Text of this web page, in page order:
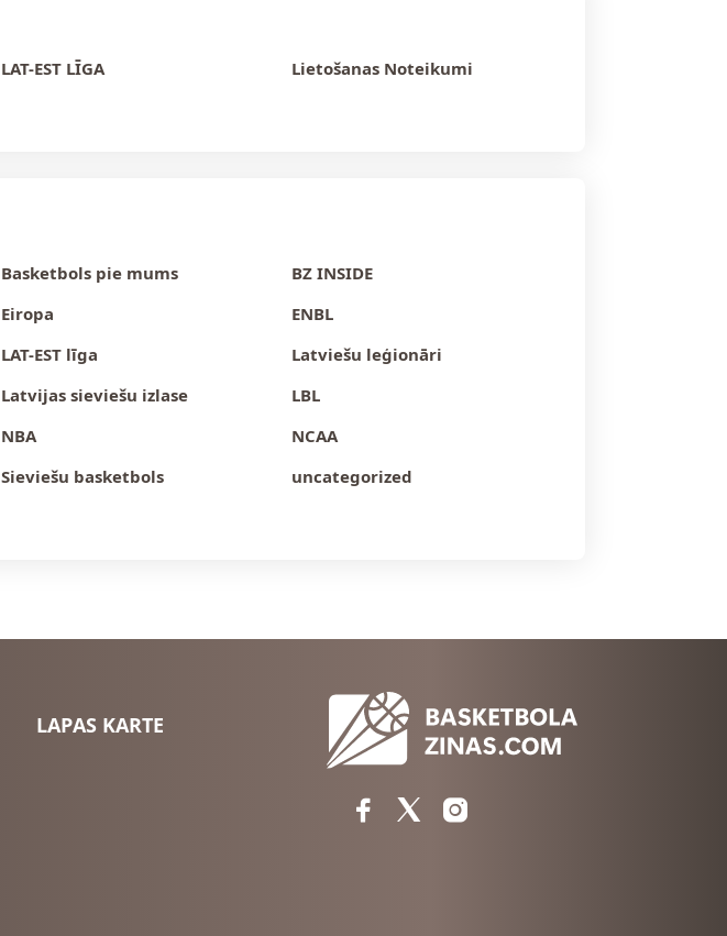
LAT-EST LĪGA
Lietošanas Noteikumi
Basketbols pie mums
BZ INSIDE
Eiropa
ENBL
LAT-EST līga
Latviešu leģionāri
Latvijas sieviešu izlase
LBL
NBA
NCAA
Sieviešu basketbols
uncategorized
LAPAS KARTE